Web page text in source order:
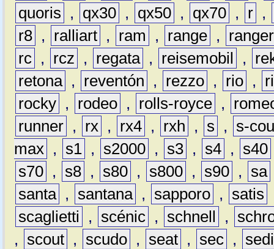
quoris
, qx30 , qx50 , qx70 , r ,
r8 , ralliart , ram , range ,
ranger
rc , rcz , regata , reisemobil ,
retona , reventón , rezzo , rio ,
rocky , rodeo , rolls-royce ,
runner , rx , rx4 , rxh , s ,
s-
max , s1 , s2000 , s3 , s4 , s40
s70 , s8 , s80 , s800 , s90 , sa
santa , santana , sapporo , satis
scaglietti
, scénic , schnell ,
,
scout , scudo , seat , sec ,